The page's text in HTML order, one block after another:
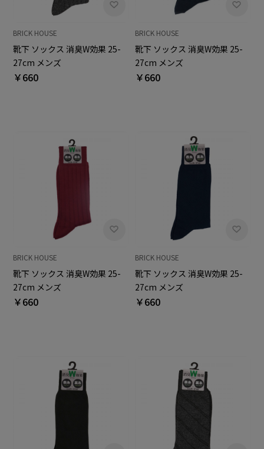
BRICK HOUSE
靴下 ソックス 消臭W効果 25-
27cm メンズ
￥660
BRICK HOUSE
靴下 ソックス 消臭W効果 25-
27cm メンズ
￥660
BRICK HOUSE
靴下 ソックス 消臭W効果 25-
27cm メンズ
￥660
BRICK HOUSE
靴下 ソックス 消臭W効果 25-
27cm メンズ
￥660